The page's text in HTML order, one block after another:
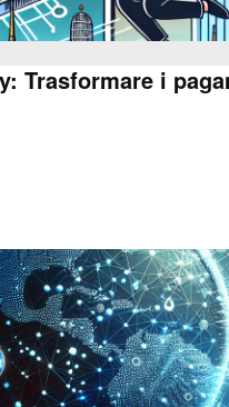
Trasformare i